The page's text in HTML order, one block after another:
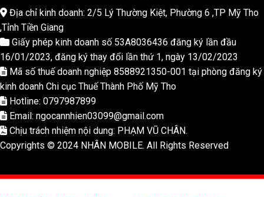
Địa chỉ kinh doanh: 2/5 Lý Thường Kiệt, Phường 6 ,TP Mỹ Tho
,Tỉnh Tiền Giang
Giấy phép kinh doanh số 53A8036436 đăng ký lần đầu
16/01/2023, đăng ký thay đổi lần thứ 1, ngày 13/02/2023
Mã số thuế doanh nghiệp 8588921350-001 tại phòng đăng ký
kinh doanh Chi cục Thuế Thành Phố Mỹ Tho
Hotline: 0797987899
Email: ngocannhien03099@gmail.com
Chịu trách nhiệm nội dung: PHẠM VŨ CHÂN.
Copyrights © 2024 NHÂN MOBILE. All Rights Reserved